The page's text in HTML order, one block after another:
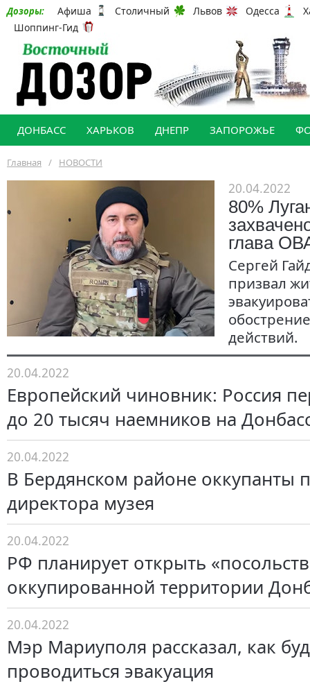
Дозоры: Афиша Столичный Львов Одесса
Шоппинг-Гид
ДОНБАСС ХАРЬКОВ ДНЕПР ЗАПОРОЖЬЕ
Главная / НОВОСТИ
20.04.2022
80%
глава
Сергей
призвал
действий.
20.04.2022
Европейский чиновник: Россия
до 20 тысяч наемников на
20.04.2022
В Бердянском районе оккупанты
директора музея
20.04.2022
РФ планирует открыть
оккупированной территории
20.04.2022
Мэр Мариуполя рассказал, как
проводиться эвакуация